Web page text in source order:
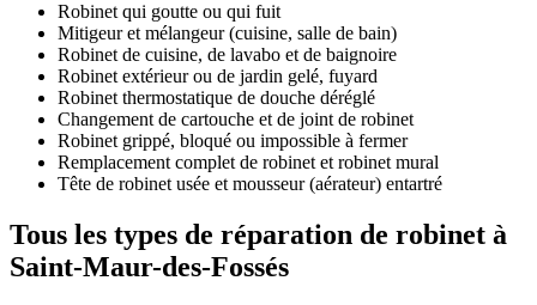
Robinet qui goutte ou qui fuit
Mitigeur et mélangeur (cuisine, salle de bain)
Robinet de cuisine, de lavabo et de baignoire
Robinet extérieur ou de jardin gelé, fuyard
Robinet thermostatique de douche déréglé
Changement de cartouche et de joint de robinet
Robinet grippé, bloqué ou impossible à fermer
Remplacement complet de robinet et robinet mural
Tête de robinet usée et mousseur (aérateur) entartré
Tous les types de réparation de robinet à
Saint-Maur-des-Fossés